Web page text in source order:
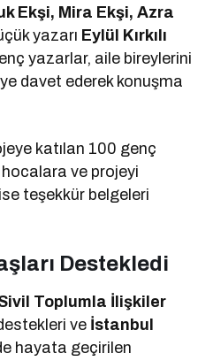
Ekşi, Mira Ekşi, Azra
yazarı Eylül Kırkılı
yazarlar, aile bireylerini
davet ederek konuşma
katılan 100 genç
ve projeyi
teşekkür belgeleri
Destekledi
Toplumla İlişkiler
ve İstanbul
hayata geçirilen